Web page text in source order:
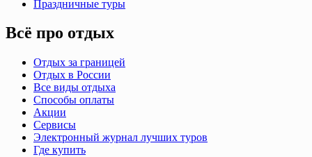
Праздничные туры
Всё про отдых
Отдых за границей
Отдых в России
Все виды отдыха
Способы оплаты
Акции
Сервисы
Электронный журнал лучших туров
Где купить